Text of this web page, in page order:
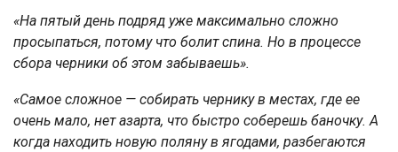
«На пятый день подряд уже максимально сложно
просыпаться, потому что болит спина. Но в процессе
сбора черники об этом забываешь».
«Самое сложное — собирать чернику в местах, где ее
очень мало, нет азарта, что быстро соберешь баночку. А
когда находить новую поляну в ягодами, разбегаются